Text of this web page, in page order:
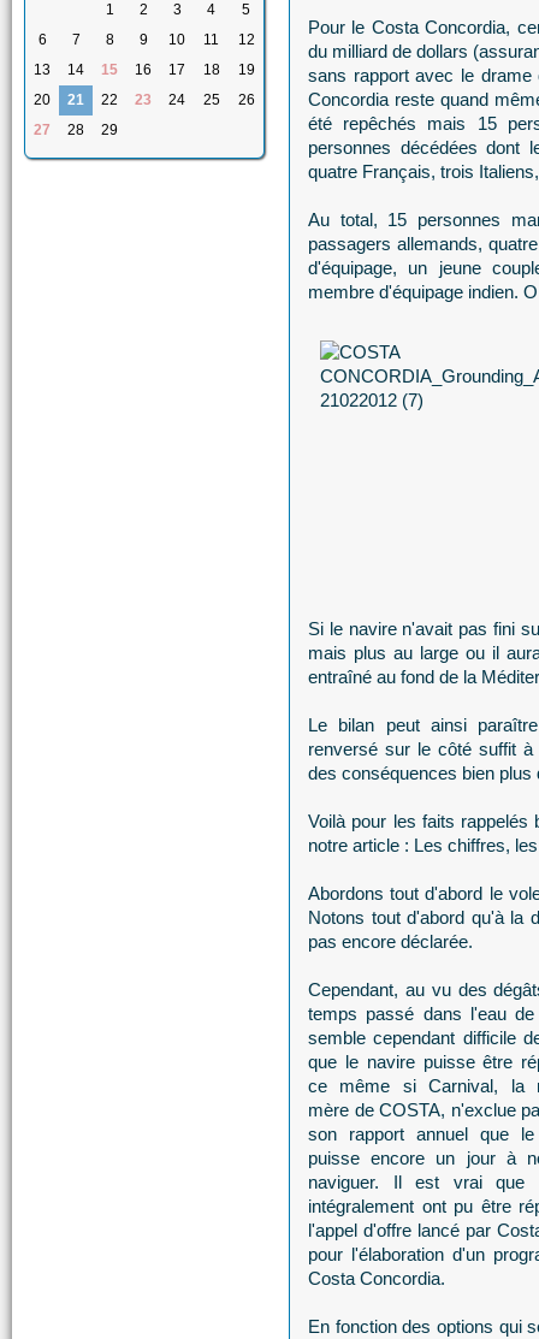
1
2 3 4
5
6
7 8 9 10 11
12
13
14 15 16 17 18
19
20
21 22 23 24 25
26
27
28 29
Pour le Costa Concordia,
du milliard de dollars
sans rapport avec le drame
Concordia reste quand
été repêchés mais 15
personnes décédées dont
quatre Français, trois
Au total, 15 personnes
passagers allemands,
d'équipage, un jeune
membre d'équipage indien.
Si le navire n'avait pas fini
mais plus au large ou il
entraîné au fond de la
Le bilan peut ainsi
renversé sur le côté suffit
des conséquences bien plus
Voilà pour les faits rappelés
notre article : Les chiffres,
Abordons tout d'abord le
Notons tout d'abord qu'à la
pas encore déclarée.
Cependant, au vu des
temps passé dans l'eau
semble cependant difficile
que le navire puisse être
ce même si Carnival, la
mère de COSTA, n'exclue
son rapport annuel que le
puisse encore un jour à
naviguer. Il est vrai que
intégralement ont pu être
l'appel d'offre lancé par
pour l'élaboration d'un
Costa Concordia.
En fonction des options qui